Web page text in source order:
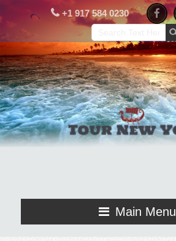
+1 917 584 0230
Main Menu